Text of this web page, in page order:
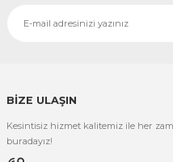
1.000,00 TL ÜRÜNÜ
800,00 TL
BİZE ULAŞIN
Kesintisiz hizmet kalitemiz ile her
buradayız!